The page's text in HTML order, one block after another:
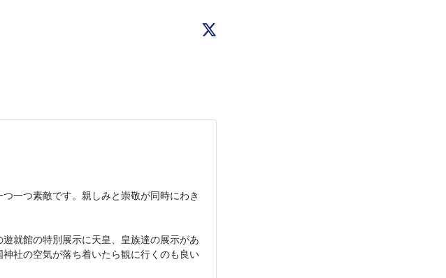
つ素敵です。親しみと崇敬が同時にわき
就館の特別展示に天皇、皇族達の展示があ
社の空気が落ち着いたら観に行くのも良い